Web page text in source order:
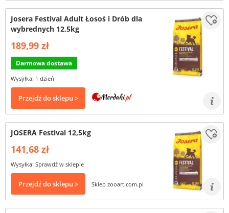
Josera Festival Adult Łosoś i Drób dla
wybrednych 12,5kg
189,99 zł
Darmowa dostawa
Wysyłka: 1 dzień
Przejdź do sklepu >
JOSERA Festival 12,5kg
141,68 zł
Wysyłka: Sprawdź w sklepie
Przejdź do sklepu > Sklep zooart.com.pl